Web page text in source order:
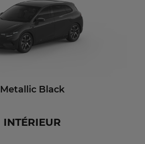
Metallic Black
INTÉRIEUR